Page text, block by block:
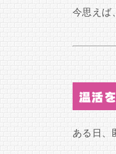
今思えば
温活
ある日、